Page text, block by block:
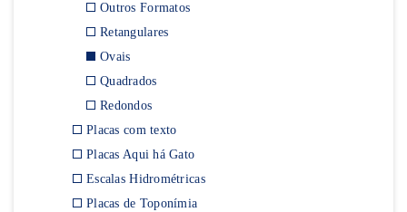
Outros Formatos
Retangulares
Ovais
Quadrados
Redondos
Placas com texto
Placas Aqui há Gato
Escalas Hidrométricas
Placas de Toponímia